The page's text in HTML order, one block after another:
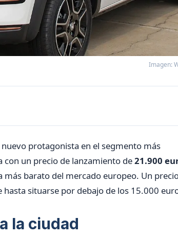
Imagen:
protagonista en el segmento más
con un precio de lanzamiento de21.900
barato del mercado europeo. Un
hasta situarse por debajo de los 15.000
la ciudad